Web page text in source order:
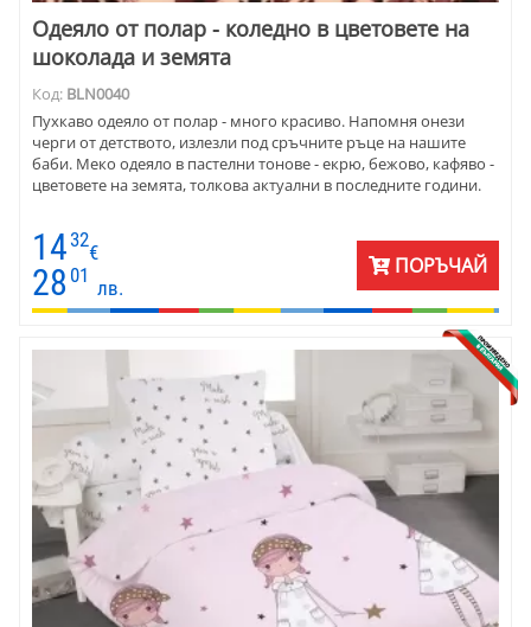
Одеяло от полар - коледно в цветовете на
шоколада и земята
Код: BLN0040
Пухкаво одеяло от полар - много красиво. Напомня онези
черги от детството, излезли под сръчните ръце на нашите
баби. Меко одеяло в пастелни тонове - екрю, бежово, кафяво -
цветовете на земята, толкова актуални в последните години.
14 32
€
28 01
лв.
ПОРЪЧАЙ